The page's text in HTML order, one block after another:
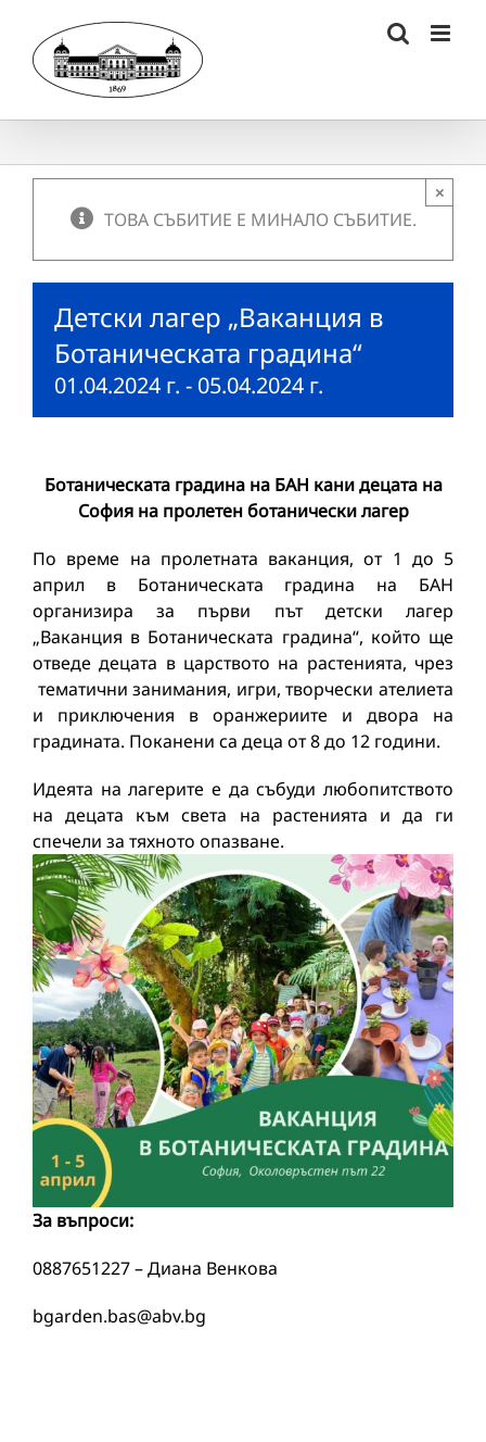
content
ТОВА СЪБИТИЕ Е МИНАЛО СЪБИТИЕ.
×
Детски лагер „Ваканция в
Ботаническата градина“
01.04.2024 г. - 05.04.2024 г.
Ботаническата градина на БАН кани децата на
София на пролетен ботанически лагер
По време на пролетната ваканция, от 1 до 5
април в Ботаническата градина на БАН
организира за първи път детски лагер
„Ваканция в Ботаническата градина“, който ще
отведе децата в царството на растенията, чрез
тематични занимания, игри, творчески ателиета
и приключения в оранжериите и двора на
градината. Поканени са деца от 8 до 12 години.
Идеята на лагерите е да събуди любопитството
на децата към света на растенията и да ги
спечели за тяхното опазване.
За въпроси:
0887651227 – Диана Венкова
bgarden.bas@abv.bg